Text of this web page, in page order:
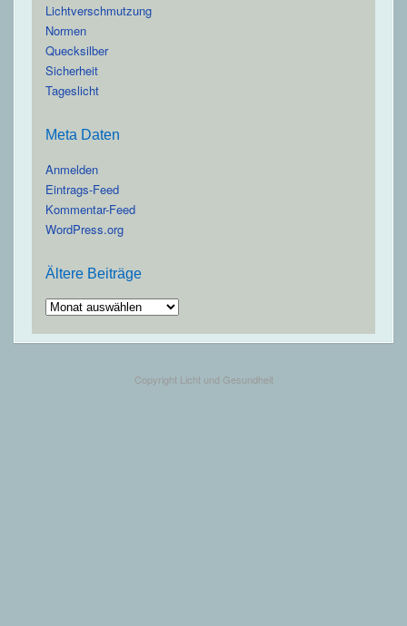
Lichtverschmutzung
Normen
Quecksilber
Sicherheit
Tageslicht
Meta Daten
Anmelden
Eintrags-Feed
Kommentar-Feed
WordPress.org
Ältere Beiträge
Ältere
Beiträge
Copyright Licht und Gesundheit